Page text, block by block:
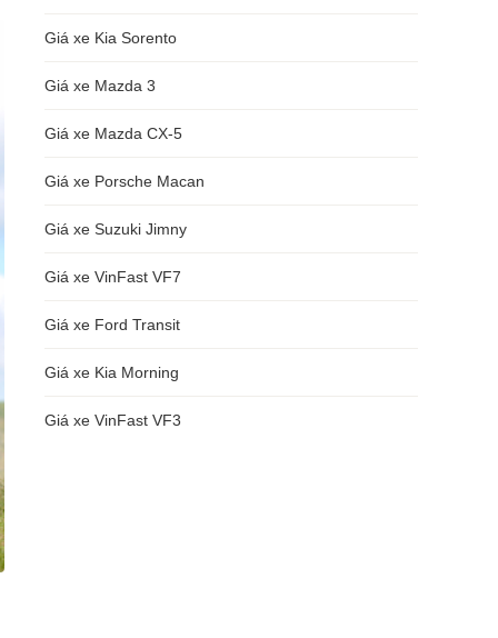
Giá xe Kia Sorento
Giá xe Mazda 3
Giá xe Mazda CX-5
Giá xe Porsche Macan
Giá xe Suzuki Jimny
Giá xe VinFast VF7
Giá xe Ford Transit
Giá xe Kia Morning
Giá xe VinFast VF3